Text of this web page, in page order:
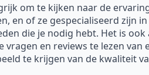
om te kijken naar de
en of ze gespecialiseerd zijn
die je nodig hebt. Het is ook
vragen en reviews te lezen van
te krijgen van de kwaliteit